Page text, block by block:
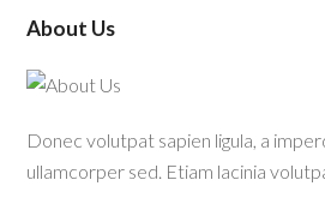
About Us
Donec volutpat sapien ligula, a
ullamcorper sed. Etiam lacinia